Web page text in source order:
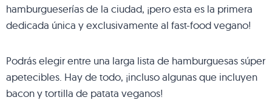
hamburgueserías de la ciudad, ¡pero esta es la primera
dedicada única y exclusivamente al fast-food vegano!
Podrás elegir entre una larga lista de hamburguesas súper
apetecibles. Hay de todo, ¡incluso algunas que incluyen
bacon y tortilla de patata veganos!